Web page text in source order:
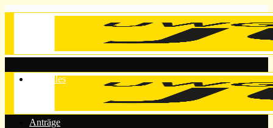
Aktuelles
Anträge